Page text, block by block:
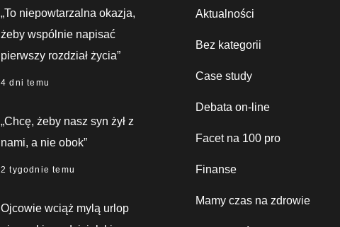
„To niepowtarzalna okazja,
żeby wspólnie napisać
pierwszy rozdział życia”
4 dni temu
„Chcę, żeby nasz syn żył z
nami, a nie obok”
2 tygodnie temu
Ojcowie wciąż mylą urlop
Aktualności
Bez kategorii
Case study
Debata on-line
Facet na 100 pro
Finanse
Mamy czas na zdrowie